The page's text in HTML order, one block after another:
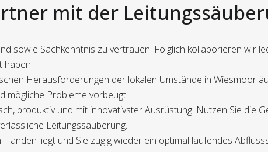
mit der
sowie Sachkenntnis zu vertrauen. Folglich kollaborieren wir
haben.
Herausforderungen der lokalen Umstände in Wiesmoor
mögliche Probleme vorbeugt.
produktiv und mit innovativster Ausrüstung. Nutzen Sie die
Leitungssäuberung.
liegt und Sie zügig wieder ein optimal laufendes